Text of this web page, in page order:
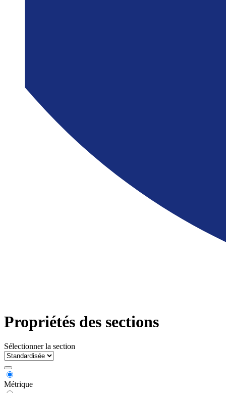
Propriétés des sections
Sélectionner la section
Métrique